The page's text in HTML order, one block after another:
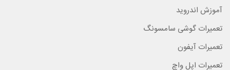
آموزش اندروید
تعمیرات گوشی سامسونگ
تعمیرات آیفون
تعمیرات اپل واچ